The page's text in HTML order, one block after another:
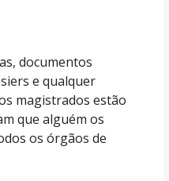
documentos
e qualquer
magistrados estão
que alguém os
os órgãos de